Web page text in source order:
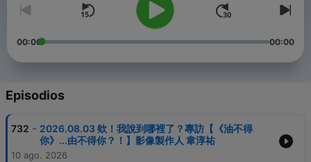
https://www.youtube.com/@weichung_official_tv
Facebook【王偉忠】
https://www.facebook.com/weichunggo.official/
Instagram【王偉忠】
https://www.instagram.com/weichung_official/
00:00 00:00
Episodios
732 - 2026.08.03 欸！我說到哪裡了？專訪【《油不得
你》...由不得你？！】影像製作人 韋淳祐
10 ago. 2026